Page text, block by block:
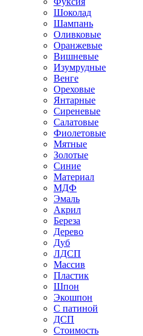
Шоколад
Шампань
Оливковые
Оранжевые
Вишневые
Изумрудные
Венге
Ореховые
Янтарные
Сиреневые
Салатовые
Фиолетовые
Мятные
Золотые
Синие
Материал
МДФ
Эмаль
Акрил
Береза
Дерево
Дуб
ЛДСП
Массив
Пластик
Шпон
Экошпон
С патиной
ДСП
Стоимость